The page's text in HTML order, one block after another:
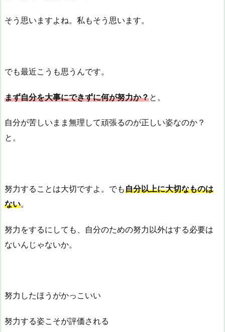
そう思いますよね。私もそう思います。
でも最近こうも思うんです。
まず自分を大事にできずに何が努力か？と。
自分が苦しいまま無理して頑張るのが正しい姿なのか？
と。
努力することは大切ですよ。でも自分以上に大切なものは
ない。
努力をするにしても、自分のための努力以外はする必要は
ないんじゃないか。
努力したほうがかっこいい
努力する姿こそが評価される